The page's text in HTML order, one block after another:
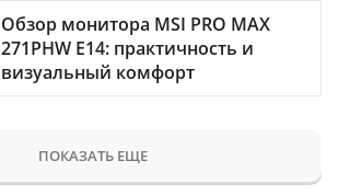
Обзор монитора MSI PRO MAX
271PHW E14: практичность и
визуальный комфорт
ПОКАЗАТЬ ЕЩЕ